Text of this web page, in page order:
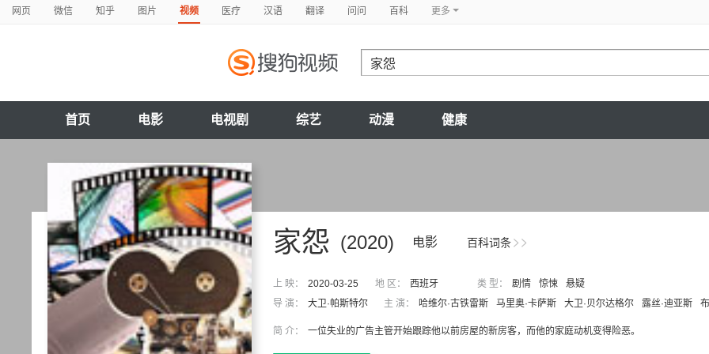
网页 微信 知乎 图片 视频 医疗 汉语 翻译 问问 百科 更多
首页 电影 电视剧 综艺 动漫 健康
百科词条
(2020) 电影
家怨
上 映： 2020-03-25 地 区： 西班牙 类 型： 剧情 惊悚
悬疑
导 演：
大卫·帕斯特尔 主 演： 哈维尔·古铁雷斯 马里奥·卡萨斯 大卫·贝尔达格尔 露丝·迪亚斯
简 介： 一位失业的广告主管开始跟踪他以前房屋的新房客，而他的家庭动机变得险恶。